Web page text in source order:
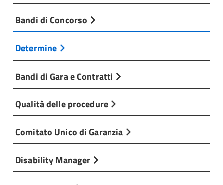
Bandi di Concorso
Determine
Bandi di Gara e Contratti
Qualità delle procedure
Comitato Unico di Garanzia
Disability Manager